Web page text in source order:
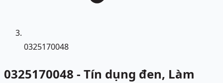
0325170048
0325170048 - Tín dụng đen, Làm